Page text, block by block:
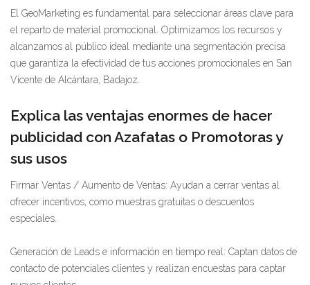
El GeoMarketing es fundamental para seleccionar áreas clave para
el reparto de material promocional. Optimizamos los recursos y
alcanzamos al público ideal mediante una segmentación precisa
que garantiza la efectividad de tus acciones promocionales en San
Vicente de Alcántara, Badajoz.
Explica las ventajas enormes de hacer
publicidad con Azafatas o Promotoras y
sus usos
Firmar Ventas / Aumento de Ventas: Ayudan a cerrar ventas al
ofrecer incentivos, como muestras gratuitas o descuentos
especiales.
Generación de Leads e información en tiempo real: Captan datos de
contacto de potenciales clientes y realizan encuestas para captar